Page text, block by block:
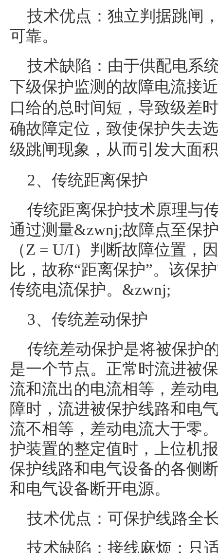
技术优点：独立判据跳闸
可靠。
技术缺陷：由于供配电系
下级保护监测的故障电流接
口给的总时间短，导致级差
确故障定位，致使保护失去
级跳闸现象，从而引发大面
2、传统距离保护
传统距离保护技术原理与
通过测量&zwnj;故障点至保
（Z = U/I）判断故障位置，
比，故称“距离保护”。该保
传统电流保护。&zwnj;
3、传统差动保护
传统差动保护是将被保护
是一个节点。正常时流进被
流和流出的电流相等，差动
障时，流进被保护线路和电
流不相等，差动电流大于零
护装置的整定值时，上位机
保护线路和电气设备的各侧
和电气设备断开电源。
技术优点：可保护线路全
技术缺陷：接线麻烦；只